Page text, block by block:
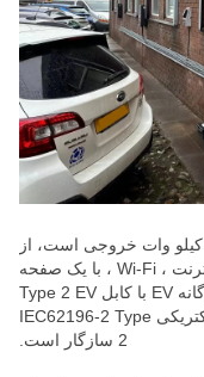
این شارژر دو تفنگ EV تجاری و خانگی با 44 کیلو وات خروجی است، از
RFID پشتیبانی می کند، OCPP1.6، 4G ، اترنت ، Wi-Fi ، با یک صفحه
لمسی 5 اینچی ، 22KW + 22KW پلاگین دوگانه EV با کابل Type 2 EV
شارژ سریع EV است و با تمام اتومبیل های الکتریکی IEC62196-2 Type
2 سازگار است.